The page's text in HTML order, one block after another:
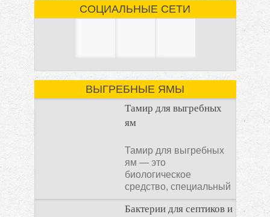
СОЦИАЛЬНЫЕ СЕТИ
ВЫГРЕБНЫЕ ЯМЫ
Тамир для выгребных
ям
Тамир для выгребных
ям — это
биологическое
средство, специальный
концентрат, который
используется
Бактерии для септиков и